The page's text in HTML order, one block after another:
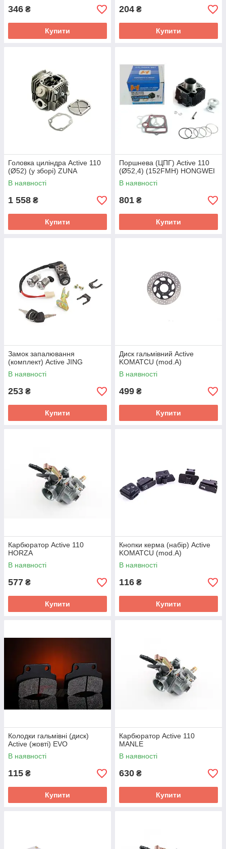
346 ₴
Купити
204 ₴
Купити
Головка циліндра Active 110
(Ø52) (у зборі) ZUNA
В наявності
1 558 ₴
Купити
Поршнева (ЦПГ) Active 110
(Ø52,4) (152FMH) HONGWEI
В наявності
801 ₴
Купити
Замок запалювання
(комплект) Active JING
В наявності
253 ₴
Купити
Диск гальмівний Active
KOMATCU (mod.A)
В наявності
499 ₴
Купити
Карбюратор Active 110
HORZA
В наявності
577 ₴
Купити
Кнопки керма (набір) Active
KOMATCU (mod.A)
В наявності
116 ₴
Купити
Колодки гальмівні (диск)
Active (жовті) EVO
В наявності
115 ₴
Купити
Карбюратор Active 110
MANLE
В наявності
630 ₴
Купити